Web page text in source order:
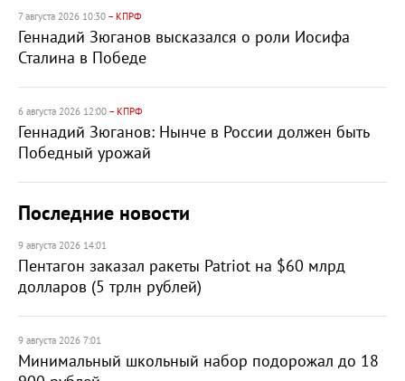
7 августа 2026 10:30 – КПРФ
Геннадий Зюганов высказался о роли Иосифа
Сталина в Победе
6 августа 2026 12:00 – КПРФ
Геннадий Зюганов: Нынче в России должен быть
Победный урожай
Последние новости
9 августа 2026 14:01
Пентагон заказал ракеты Patriot на $60 млрд
долларов (5 трлн рублей)
9 августа 2026 7:01
Минимальный школьный набор подорожал до 18